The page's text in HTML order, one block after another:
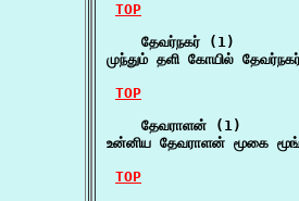
TOP
    தேவர்நகர் (1)
முந்தும் தளி கோயில்
TOP
    தேவராளன் (1)
உன்னிய தேவராளன் மூகை
TOP